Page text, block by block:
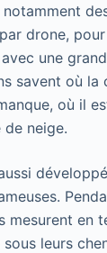
drone,
une
savent où la
où il
neige.
mesurent en
sous leurs